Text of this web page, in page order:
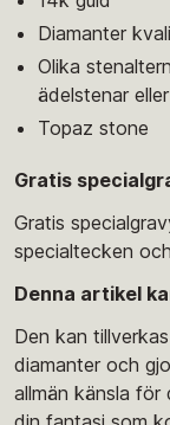
Diamanter
Olika
ädelstenar
Topaz stone
Gratis
Gratis
specialtecken
Denna artikel
Den kan
diamanter och
allmän känsla